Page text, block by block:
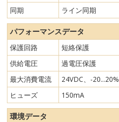
同期
ライン同期
パフォーマンスデータ
保護回路
短絡保護
供給電圧
過電圧保護
最大消費電流
24VDC、-20...20%
ヒューズ
150mA
環境データ